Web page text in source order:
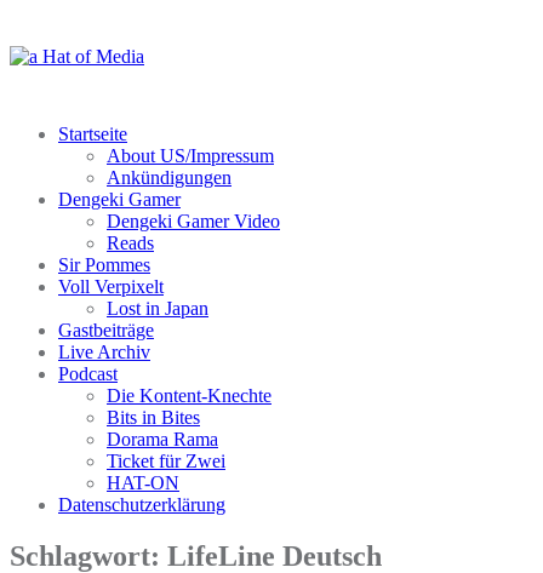
springen
Startseite
About US/Impressum
Ankündigungen
Dengeki Gamer
Dengeki Gamer Video
Reads
Sir Pommes
Voll Verpixelt
Lost in Japan
Gastbeiträge
Live Archiv
Podcast
Die Kontent-Knechte
Bits in Bites
Dorama Rama
Ticket für Zwei
HAT-ON
Datenschutzerklärung
Schlagwort: LifeLine Deutsch